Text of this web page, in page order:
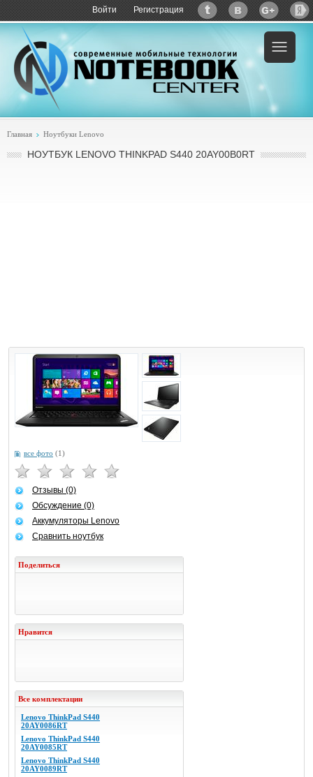
Войти Регистрация
Главная Ноутбуки Lenovo
НОУТБУК LENOVO THINKPAD S440 20AY00B0RT
все фото (1)
Отзывы (0)
Обсуждение (0)
Аккумуляторы Lenovo
Сравнить ноутбук
Поделиться
Нравится
Все комплектации
Lenovo ThinkPad S440
20AY0086RT
Lenovo ThinkPad S440
20AY0085RT
Lenovo ThinkPad S440
20AY0089RT